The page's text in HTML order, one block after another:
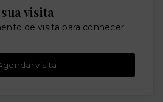
visita
de visita para conhecer
visita